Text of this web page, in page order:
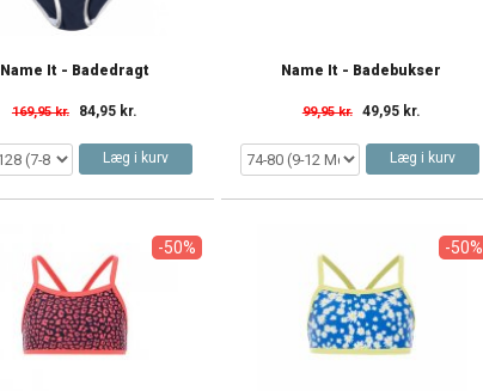
Name It - Badedragt
169,95 kr. 84,95 kr.
Læg i kurv
Name It - Badebukser
99,95 kr. 49,95 kr.
Læg i kurv
-50% -50%